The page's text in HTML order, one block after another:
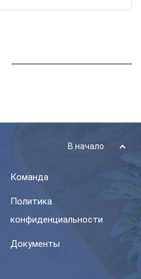
В начало
Команда
Политика
конфиденциальности
Документы